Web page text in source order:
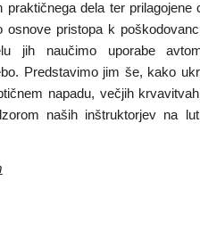
dela ter prilagojene
osnove pristopa k
jih naučimo uporabe
Predstavimo jim še, kako
napadu, večjih
naših inštruktorjev na